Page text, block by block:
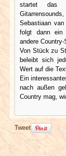
startet das
Sebastiaan
folgt dann ein
andere Country-
Von Stück zu
beleibt sich
Wert auf die
Ein
nach außen
Country mag,
Tweet